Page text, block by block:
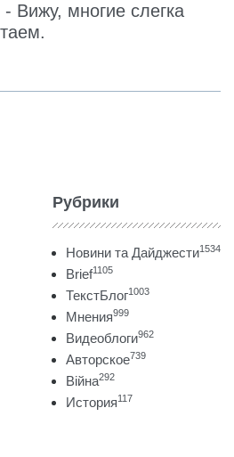
Вижу, многие слегка
Рубрики
Новини та Дайджести1534
Brief1105
ТекстБлог1003
Мнения999
Видеоблоги962
Авторское739
Війна292
История117